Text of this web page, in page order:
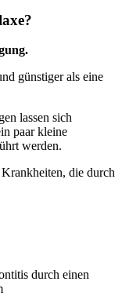
günstiger als eine
lassen sich
paar kleine
werden.
die durch
durch einen